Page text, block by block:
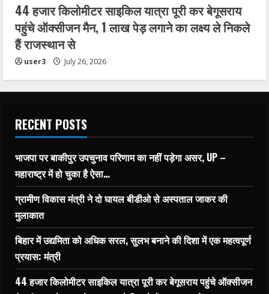
44 हजार किलोमीटर साइकिल यात्रा पूरी कर बेगूसराय
पहुंचे ऑक्सीजन मैन, 1 लाख पेड़ लगाने का लक्ष्य ले निकले
हैं राजस्थान से
user3 July 26, 2026
RECENT POSTS
भाजपा पर बाकीपुर उपचुनाव परिणाम का नहीं पड़ेगा असर, UP –
महाराष्ट्र में हो चुका है ऐसा…
ग्रामीण विकास मंत्री ने दो घायल बीडीओ से अस्पताल जाकर की
मुलाकात
बिहार में उद्यमिता को अधिक सरल, सुलभ बनाने की दिशा में एक महत्वपूर्ण
प्रयास: मंत्री
44 हजार किलोमीटर साइकिल यात्रा पूरी कर बेगूसराय पहुंचे ऑक्सीजन